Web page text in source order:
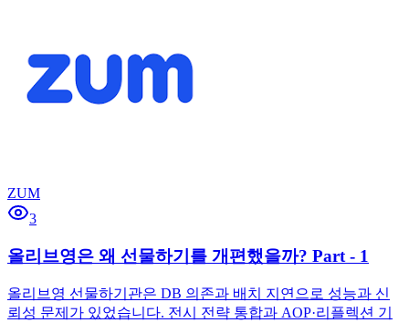
ZUM
3
올리브영은 왜 선물하기를 개편했을까? Part - 1
올리브영 선물하기관은 DB 의존과 배치 지연으로 성능과 신
뢰성 문제가 있었습니다. 전시 전략 통합과 AOP·리플렉션 기